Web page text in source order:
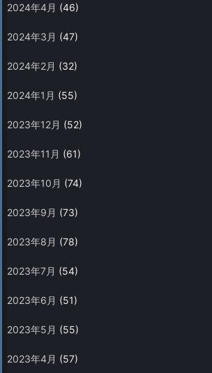
2024年4月 (46)
2024年3月 (47)
2024年2月 (32)
2024年1月 (55)
2023年12月 (52)
2023年11月 (61)
2023年10月 (74)
2023年9月 (73)
2023年8月 (78)
2023年7月 (54)
2023年6月 (51)
2023年5月 (55)
2023年4月 (57)